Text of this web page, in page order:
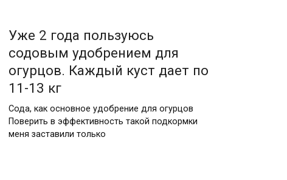
Уже 2 года пользуюсь
содовым удобрением для
огурцов. Каждый куст дает по
11-13 кг
Сода, как основное удобрение для огурцов
Поверить в эффективность такой подкормки
меня заставили только